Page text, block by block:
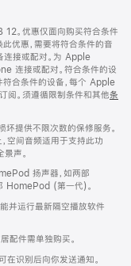
12。优惠仅面向购买符合条件
优惠，需要将符合条件的音
接或配对。为 Apple
连接或配对。符合条件的设
符合条件的设备，每个 Apple
阅。须遵循限制条件和其他条
提供不限次数的保修服务。
间音频适用于支持此功
声。
扬声器，如两部
HomePod (第一代)。
并运行最新隔空播放软件
配件需单独购买。
在识别后向你发送通知。